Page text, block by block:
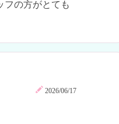
フの方がとても
2026/06/17